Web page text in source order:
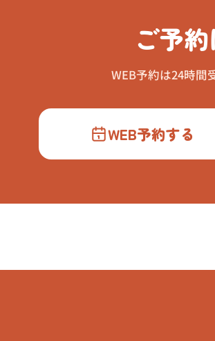
ご予
WEB予約は24時間
WEB予約する